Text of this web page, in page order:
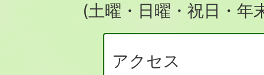
(土曜・日曜・祝日・年
アクセス